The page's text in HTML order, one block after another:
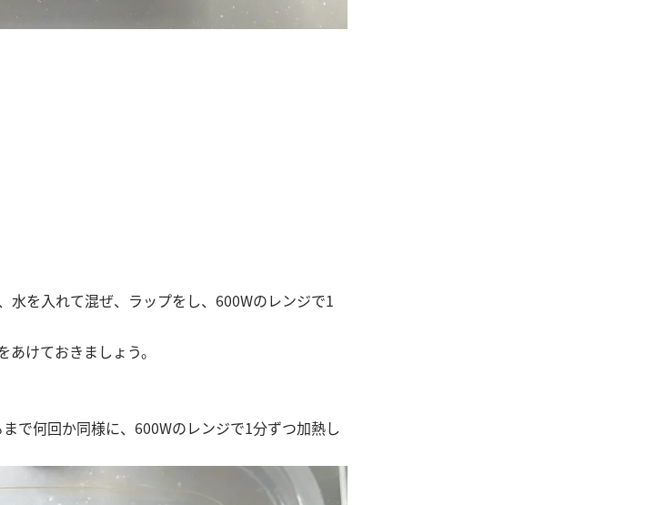
水を入れて混ぜ、ラップをし、600Wのレンジで1
けておきましょう。
で何回か同様に、600Wのレンジで1分ずつ加熱し